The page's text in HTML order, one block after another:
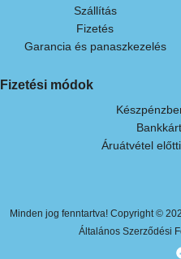
Szállítás
Fizetés
Garancia és panaszkezelés
Fizetési módok
Áruátvétel
Minden jog fenntartva! Copyright ©
Általános Szerződési